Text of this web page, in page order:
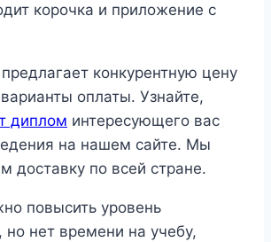
корочка и приложение с
конкурентную цену
оплаты. Узнайте,
диплом интересующего вас
на нашем сайте. Мы
доставку по всей стране.
повысить уровень
но нет времени на учебу,